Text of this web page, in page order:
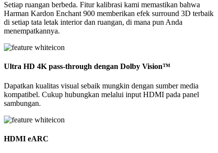
Setiap ruangan berbeda. Fitur kalibrasi kami memastikan bahwa
Harman Kardon Enchant 900 memberikan efek surround 3D terbaik
di setiap tata letak interior dan ruangan, di mana pun Anda
menempatkannya.
Ultra HD 4K pass-through dengan Dolby Vision™
Dapatkan kualitas visual sebaik mungkin dengan sumber media
kompatibel. Cukup hubungkan melalui input HDMI pada panel
sambungan.
HDMI eARC